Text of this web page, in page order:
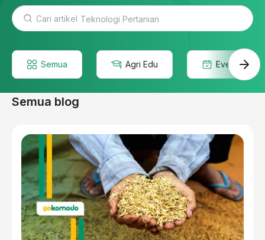
Teknologi Pertanian
Semua Agri Edu Event
Semua blog